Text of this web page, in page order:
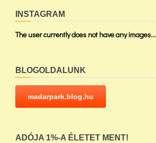
INSTAGRAM
The user currently does not have any images...
BLOGOLDALUNK
madarpark.blog.hu
ADÓJA 1%-A ÉLETET MENT!